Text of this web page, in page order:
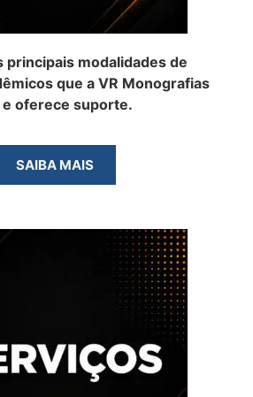
principais modalidades de
que a VR Monografias
e oferece suporte.
SAIBA MAIS